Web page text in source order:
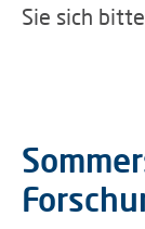
Sie sich